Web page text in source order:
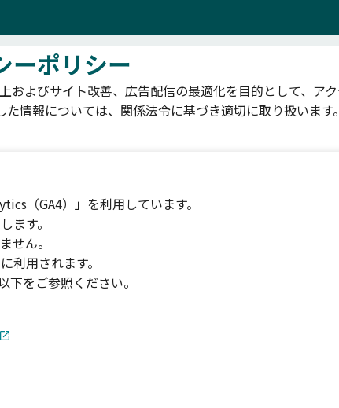
ーポリシー
よびサイト改善、広告配信の最適化を目的として、ア
情報については、関係法令に基づき適切に取り扱います。
（GA4）」を利用しています。
ます。
せん。
利用されます。
をご参照ください。